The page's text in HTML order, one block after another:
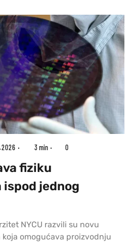
3 min 0
fiziku
jednog
NYCU razvili su novu
koja omogućava proizvodnju